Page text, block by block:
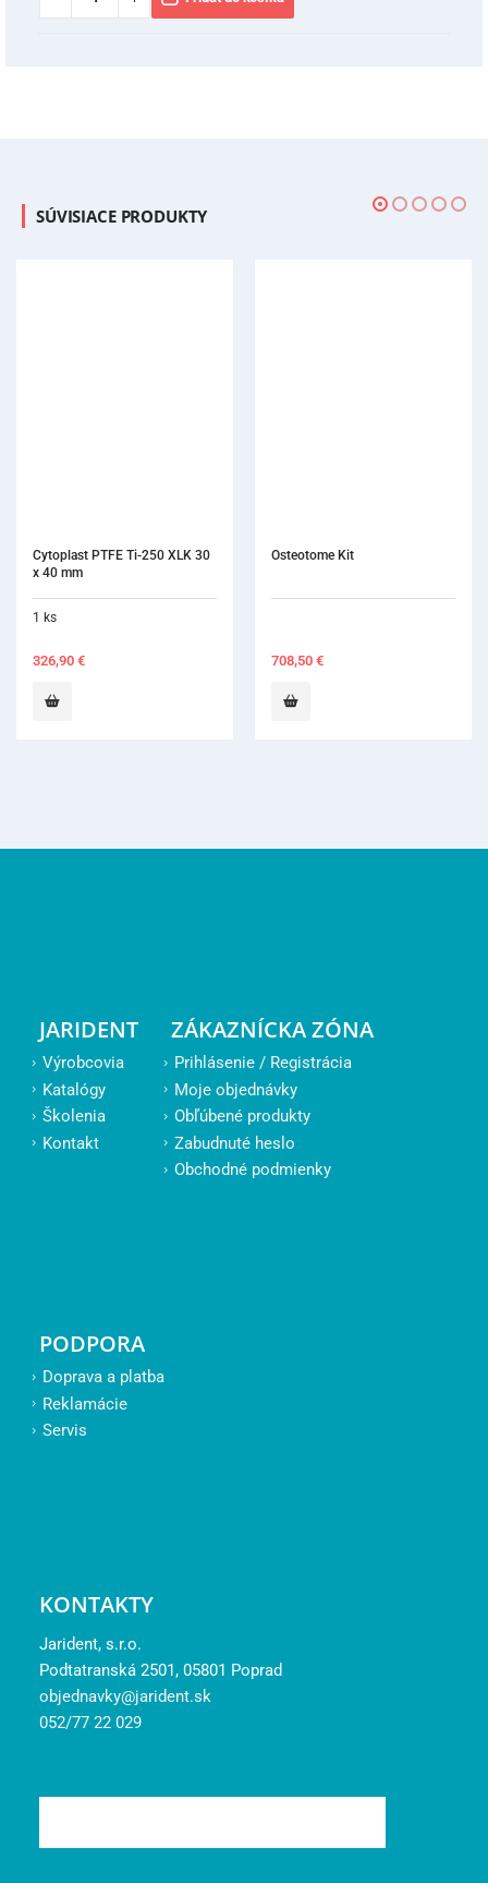
SÚVISIACE PRODUKTY
Cytoplast PTFE Ti-250 XLK 30
x 40 mm
1 ks
326,90 €
Osteotome Kit
708,50 €
JARIDENT
Výrobcovia
Katalógy
Školenia
Kontakt
ZÁKAZNÍCKA ZÓNA
Prihlásenie / Registrácia
Moje objednávky
Obľúbené produkty
Zabudnuté heslo
Obchodné podmienky
PODPORA
Doprava a platba
Reklamácie
Servis
KONTAKTY
Jarident, s.r.o.
Podtatranská 2501, 05801 Poprad
objednavky@jarident.sk
052/77 22 029